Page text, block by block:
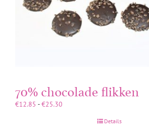
70% chocolade flikken
€12.85 - €25.30
Details